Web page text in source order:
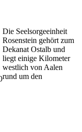
Die Seelsorgeeinheit
Rosenstein gehört zum
Dekanat Ostalb und
liegt einige Kilometer
westlich von Aalen
rund um den